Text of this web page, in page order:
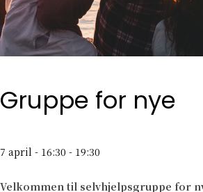
Gruppe for nye
7 april - 16:30 - 19:30
Velkommen til selvhjelpsgruppe for